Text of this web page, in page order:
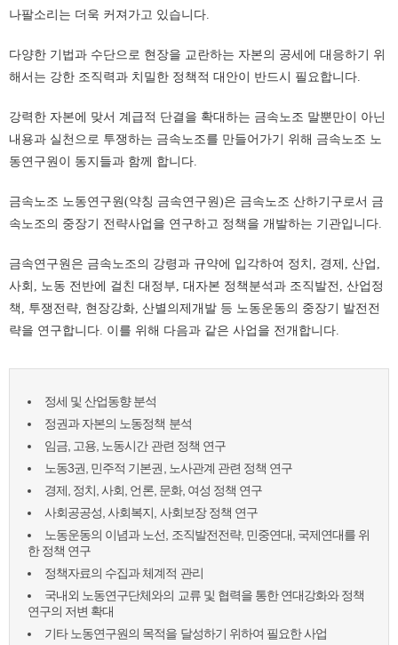
나팔소리는 더욱 커져가고 있습니다.
다양한 기법과 수단으로 현장을 교란하는 자본의 공세에 대응하기 위
해서는 강한 조직력과 치밀한 정책적 대안이 반드시 필요합니다.
강력한 자본에 맞서 계급적 단결을 확대하는 금속노조 말뿐만이 아닌
내용과 실천으로 투쟁하는 금속노조를 만들어가기 위해 금속노조 노
동연구원이 동지들과 함께 합니다.
금속노조 노동연구원(약칭 금속연구원)은 금속노조 산하기구로서 금
속노조의 중장기 전략사업을 연구하고 정책을 개발하는 기관입니다.
금속연구원은 금속노조의 강령과 규약에 입각하여 정치, 경제, 산업,
사회, 노동 전반에 걸친 대정부, 대자본 정책분석과 조직발전, 산업정
책, 투쟁전략, 현장강화, 산별의제개발 등 노동운동의 중장기 발전전
략을 연구합니다. 이를 위해 다음과 같은 사업을 전개합니다.
정세 및 산업동향 분석
정권과 자본의 노동정책 분석
임금, 고용, 노동시간 관련 정책 연구
노동3권, 민주적 기본권, 노사관계 관련 정책 연구
경제, 정치, 사회, 언론, 문화, 여성 정책 연구
사회공공성, 사회복지, 사회보장 정책 연구
노동운동의 이념과 노선, 조직발전전략, 민중연대, 국제연대를 위
한 정책 연구
정책자료의 수집과 체계적 관리
국내외 노동연구단체와의 교류 및 협력을 통한 연대강화와 정책
연구의 저변 확대
기타 노동연구원의 목적을 달성하기 위하여 필요한 사업